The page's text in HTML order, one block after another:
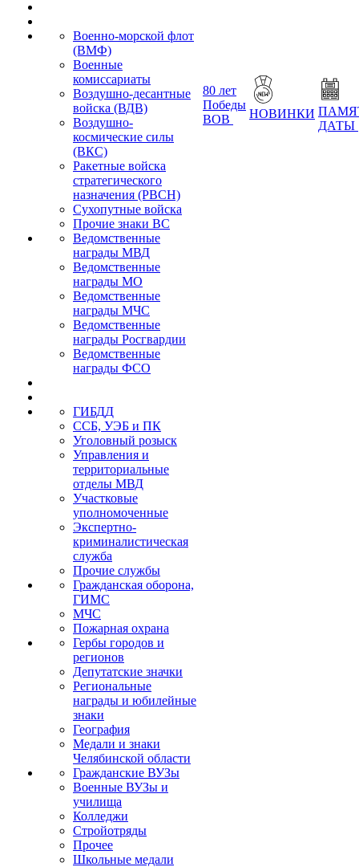
Военно-морской флот
(ВМФ)
Военные
комиссариаты
Воздушно-десантные
войска (ВДВ)
Воздушно-
космические силы
(ВКС)
Ракетные войска
стратегического
назначения (РВСН)
Сухопутные войска
Прочие знаки ВС
Ведомственные
награды МВД
Ведомственные
награды МО
Ведомственные
награды МЧС
Ведомственные
награды Росгвардии
Ведомственные
награды ФСО
ГИБДД
ССБ, УЭБ и ПК
Уголовный розыск
Управления и
территориальные
отделы МВД
Участковые
уполномоченные
Экспертно-
криминалистическая
служба
Прочие службы
Гражданская оборона,
ГИМС
МЧС
Пожарная охрана
Гербы городов и
регионов
Депутатские значки
Региональные
награды и юбилейные
знаки
География
Медали и знаки
Челябинской области
Гражданские ВУЗы
Военные ВУЗы и
училища
Колледжи
Стройотряды
Прочее
Школьные медали
80 лет
Победы
ВОВ
НОВИНКИ
ДАТЫ